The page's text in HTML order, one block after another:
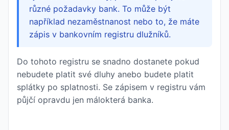
různé požadavky bank. To může být
například nezaměstnanost nebo to, že máte
zápis v bankovním registru dlužníků.
Do tohoto registru se snadno dostanete pokud
nebudete platit své dluhy anebo budete platit
splátky po splatnosti. Se zápisem v registru vám
půjčí opravdu jen málokterá banka.